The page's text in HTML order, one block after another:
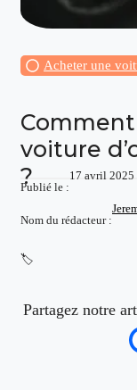
Acheter une
voiture
?
Publié le :
17 avril 2025
Nom du rédacteur :
🏷️
Partagez notre